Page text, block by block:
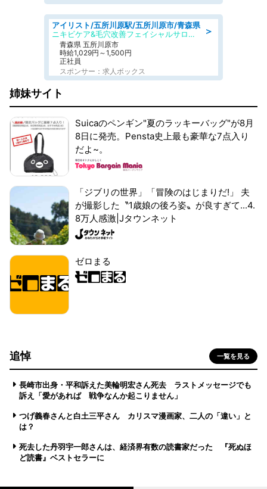
＞
アイリスト/五所川原駅/五所川原市/青森県
ニキビケア&毛穴改善フェイシャルサロン BELDAD
青森県 五所川原市
時給1,029円～1,500円
正社員
スポンサー：求人ボックス
姉妹サイト
Suicaのペンギン"夏のラッキーバッグ"が8月
8日に発売。Pensta史上最も豪華な7点入り
だよ~。
「ジブリの世界」「冒険のはじまりだ!」 夫
が撮影した〝1歳娘の後ろ姿〟が良すぎて...4.
8万人感激|Jタウンネット
ゼロまる
追悼 一覧を見る
長崎市出身・平和訴えた美輪明宏さん死去 ラストメッセージでも
訴え「愛があれば 戦争なんか起こりません」
つげ義春さんと白土三平さん カリスマ漫画家、二人の「違い」と
は？
死去した丹羽宇一郎さんは、経済界有数の読書家だった 『死ぬほ
ど読書』ベストセラーに